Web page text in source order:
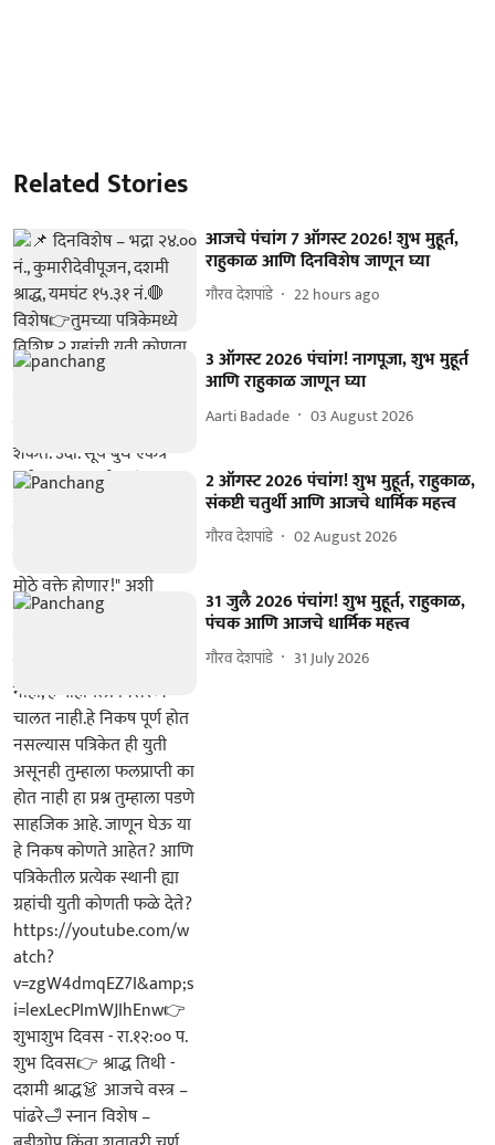
Related Stories
आजचे पंचांग 7 ऑगस्ट 2026! शुभ मुहूर्त,
राहुकाळ आणि दिनविशेष जाणून घ्या
गौरव देशपांडे 22 hours ago
3 ऑगस्ट 2026 पंचांग! नागपूजा, शुभ मुहूर्त
आणि राहुकाळ जाणून घ्या
Aarti Badade 03 August 2026
2 ऑगस्ट 2026 पंचांग! शुभ मुहूर्त, राहुकाळ,
संकष्टी चतुर्थी आणि आजचे धार्मिक महत्त्व
गौरव देशपांडे 02 August 2026
31 जुलै 2026 पंचांग! शुभ मुहूर्त, राहुकाळ,
पंचक आणि आजचे धार्मिक महत्त्व
गौरव देशपांडे 31 July 2026